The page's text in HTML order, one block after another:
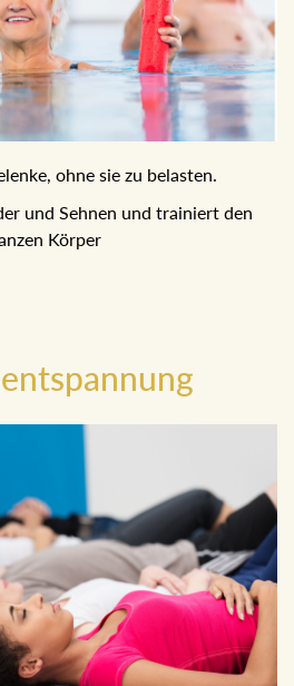
ohne sie zu belasten.
und Sehnen und trainiert den
Körper